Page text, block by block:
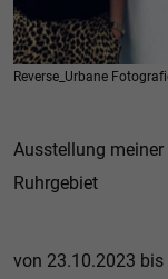
Reverse_Urbane
Ausstellung
Ruhrgebiet
von 23.10.2023